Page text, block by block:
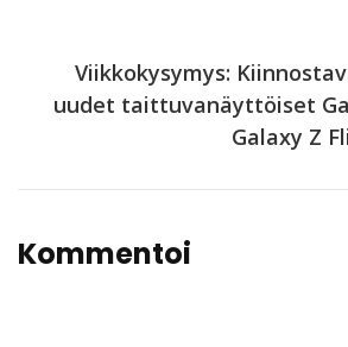
Viikkokysymys:
uudet taittuvanäyttöiset
Galaxy Z
Kommentoi